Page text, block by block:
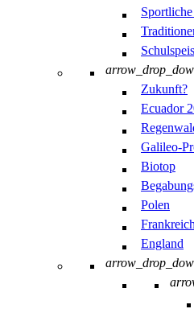
Zukunft?
Ecuador
Galileo-
Biotop
Polen
Frankreich
England